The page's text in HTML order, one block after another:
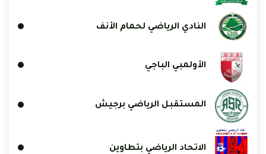
النادي الرياضي لحمام الأنف
الأولمبي الباجي
المستقبل الرياضي برجيش
الاتحاد الرياضي بتطاوين